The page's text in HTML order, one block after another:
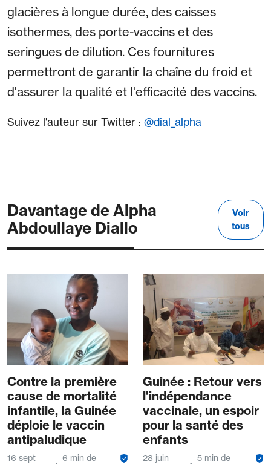
glacières à longue durée, des caisses
isothermes, des porte-vaccins et des
seringues de dilution. Ces fournitures
permettront de garantir la chaîne du froid et
d'assurer la qualité et l'efficacité des vaccins.
Suivez l'auteur sur Twitter : @dial_alpha
Davantage de Alpha
Abdoullaye Diallo
Voir
tous
Contre la première
cause de mortalité
infantile, la Guinée
déploie le vaccin
antipaludique
16 sept
6 min de
Guinée : Retour vers
l'indépendance
vaccinale, un espoir
pour la santé des
enfants
28 juin
5 min de